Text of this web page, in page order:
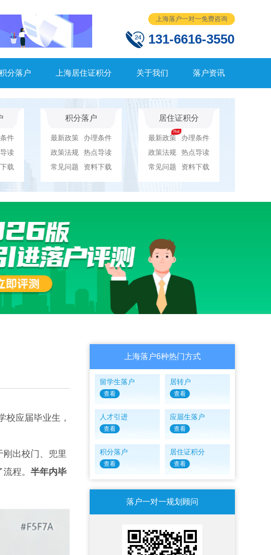
上海落户一对一免费咨询
131-6616-3550
分落户 上海居住证积分 关于我们 落户资讯
件
读
载
积分落户
最新政策
办理条件
政策法规
热点导读
常见问题
资料下载
居住证积分
最新政策
办理条件
政策法规
热点导读
常见问题
资料下载
应届毕业生，
出校门、兜里
程。 半年内毕
上海落户6种热门方式
留学生落户
查看
居转户
查看
人才引进
查看
应届生落户
查看
积分落户
查看
居住证积分
查看
落户一对一规划顾问